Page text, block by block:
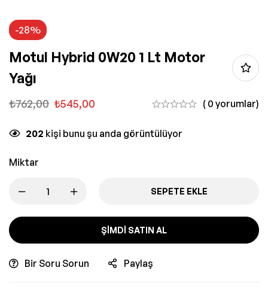
-28%
Motul Hybrid 0W20 1 Lt Motor
Yağı
₺762,00 ₺545,00 ( 0 yorumlar)
202 kişi bunu şu anda görüntülüyor
Miktar
SEPETE EKLE
ŞIMDI SATIN AL
Bir Soru Sorun Paylaş